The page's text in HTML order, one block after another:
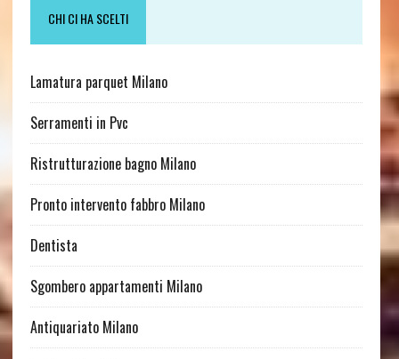
CHI CI HA SCELTI
Lamatura parquet Milano
Serramenti in Pvc
Ristrutturazione bagno Milano
Pronto intervento fabbro Milano
Dentista
Sgombero appartamenti Milano
Antiquariato Milano